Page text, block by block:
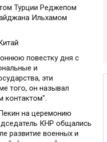
Турции Реджепом
Ильхамом
повестку дня с
и
эти
того, он называл
контактом".
на церемонию
КНР общались
развитие военных и